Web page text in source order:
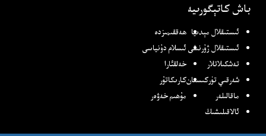
باش كاتېگورىيە
ئىستىقلال مېدىيا ھەققىمىزدە
ئىستىقلال ژۇرنىلى ئىسلام دۇنياسى
تەشكىلاتلار
خەلقئارا
شەرقىي تۈركىستانكارىكاتۇر
ماقالىلەر
مۇھىم خەۋەر
ئالاقىلىشىڭ